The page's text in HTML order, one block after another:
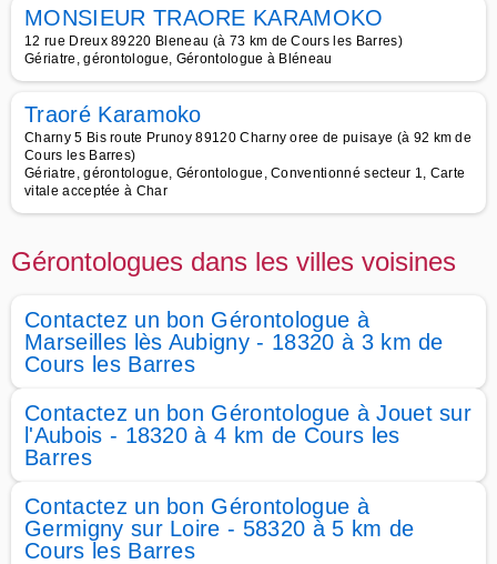
MONSIEUR TRAORE KARAMOKO
12 rue Dreux 89220 Bleneau (à 73 km de Cours les Barres)
Gériatre, gérontologue, Gérontologue à Bléneau
Traoré Karamoko
Charny 5 Bis route Prunoy 89120 Charny oree de puisaye (à 92 km de
Cours les Barres)
Gériatre, gérontologue, Gérontologue, Conventionné secteur 1, Carte
vitale acceptée à Char
Gérontologues dans les villes voisines
Contactez un bon Gérontologue à
Marseilles lès Aubigny - 18320 à 3 km de
Cours les Barres
Contactez un bon Gérontologue à Jouet sur
l'Aubois - 18320 à 4 km de Cours les
Barres
Contactez un bon Gérontologue à
Germigny sur Loire - 58320 à 5 km de
Cours les Barres